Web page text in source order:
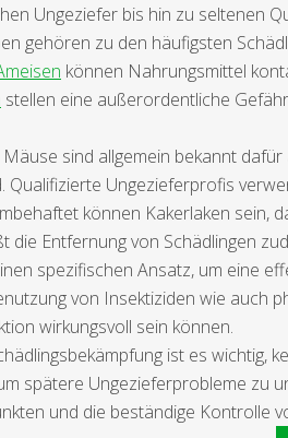
Ungeziefer bis hin zu seltenen
gehören zu den häufigsten
können Nahrungsmittel
stellen eine außerordentliche
sind allgemein bekannt
Qualifizierte Ungezieferprofis
können Kakerlaken sein,
die Entfernung von Schädlingen
spezifischen Ansatz, um eine
von Insektiziden wie auch
wirkungsvoll sein können.
ist es wichtig,
spätere Ungezieferprobleme zu
und die beständige Kontrolle